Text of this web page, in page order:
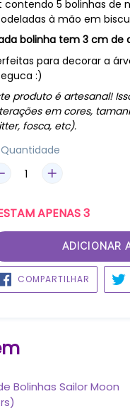
contendo 5 bolinhas de
à mão em
bolinha tem 3 cm de
para decorar a
:)
produto é artesanal!
em cores,
fosca, etc).
Quantidade
APENAS3
ADICIONAR
COMPARTILHAR